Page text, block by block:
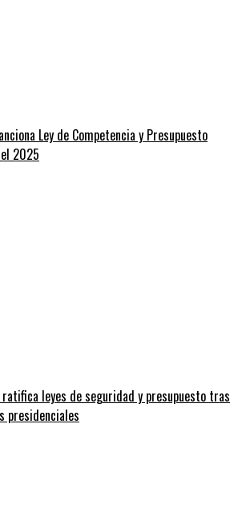
Ley de Competencia y Presupuesto
2025
ratifica leyes de seguridad y presupuesto tras
presidenciales